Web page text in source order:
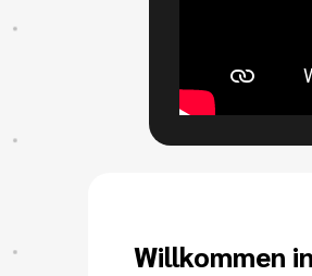
Willkommen